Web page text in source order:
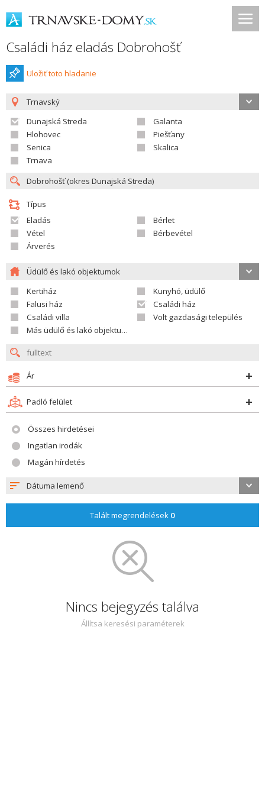
Családi ház eladás Dobrohošť
Uložiť toto hladanie
Trnavský
Dunajská Streda
Galanta
Hlohovec
Piešťany
Senica
Skalica
Trnava
Típus
Eladás
Bérlet
Vétel
Bérbevétel
Árverés
Üdülő és lakó objektumok
Kertiház
Kunyhó, üdülő
Falusi ház
Családi ház
Családi villa
Volt gazdasági település
Más üdülő és lakó objektumok
Ár
Padló felület
Összes hirdetései
Ingatlan irodák
Magán hírdetés
Dátuma lemenő
Talált megrendelések 0
Nincs bejegyzés találva
Állítsa keresési paraméterek